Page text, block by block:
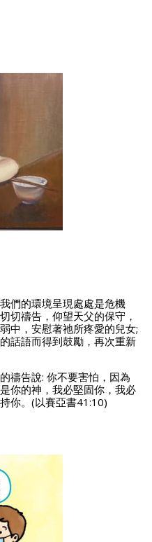
們的環境呈現處處是危機
切禱告，仰望天父的保守，
中，安慰著祂所疼愛的兒女;
話語而得到鼓勵，再次重新
禱告說: 你不要害怕，因為
你的神，我必堅固你，我必
你。(以賽亞書41:10)